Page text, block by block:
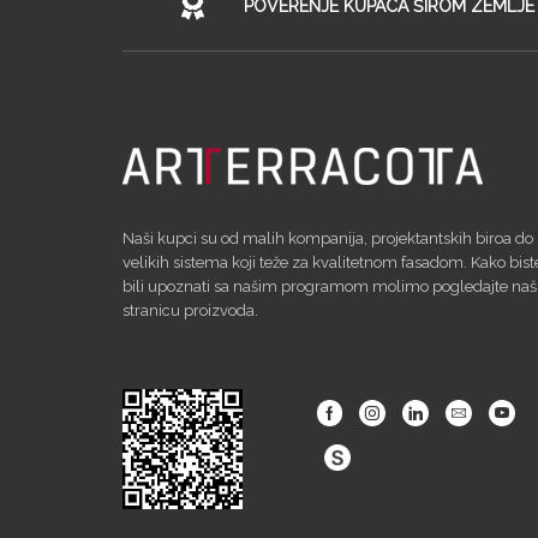
POVERENJE KUPACA ŠIROM ZEMLJE
Naši kupci su od malih kompanija, projektantskih biroa do
velikih sistema koji teže za kvalitetnom fasadom. Kako
bili upoznati sa našim programom molimo pogledajte
stranicu proizvoda.
FacebookInstagramLinkedinEmail